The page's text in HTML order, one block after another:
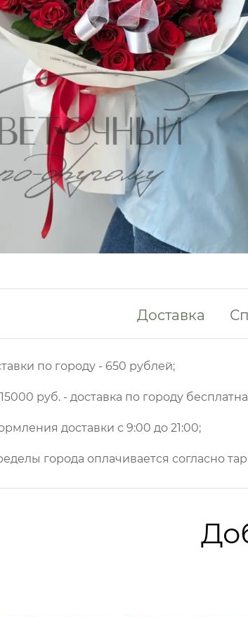
Доставка
по городу - 650 рублей;
руб. - доставка по городу
доставки с 9:00 до 21:00;
города оплачивается согласно